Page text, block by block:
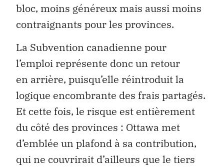
bloc, moins généreux mais aussi moins
contraignants pour les provinces.
La Subvention canadienne pour
l’emploi représente donc un retour
en arrière, puisqu’elle réintroduit la
logique encombrante des frais partagés.
Et cette fois, le risque est entièrement
du côté des provinces : Ottawa met
d’emblée un plafond à sa contribution,
qui ne couvrirait d’ailleurs que le tiers